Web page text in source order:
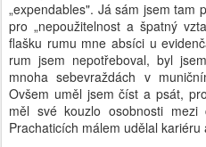
„expendables". Já sám jsem tam
pro „nepoužitelnost a špatný
flašku rumu mne absíci u
rum jsem nepotřeboval, byl
mnoha sebevraždách v
Ovšem uměl jsem číst a psát,
měl své kouzlo osobnosti
Prachaticích málem udělal kariéru